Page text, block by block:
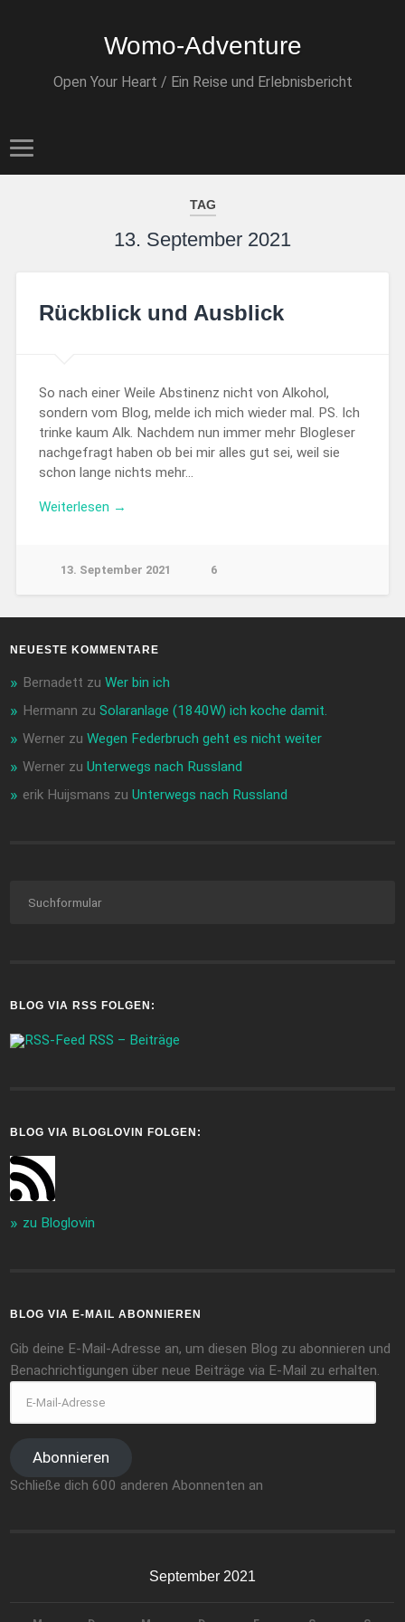
Womo-Adventure
Open Your Heart / Ein Reise und Erlebnisbericht
TAG
13. September 2021
Rückblick und Ausblick
So nach einer Weile Abstinenz nicht von Alkohol,
sondern vom Blog, melde ich mich wieder mal. PS. Ich
trinke kaum Alk. Nachdem nun immer mehr Blogleser
nachgefragt haben ob bei mir alles gut sei, weil sie
schon lange nichts mehr…
Weiterlesen →
13. September 2021 6
NEUESTE KOMMENTARE
Bernadett zuWer bin ich
Hermann zuSolaranlage (1840W) ich koche damit.
Werner zuWegen Federbruch geht es nicht weiter
Werner zuUnterwegs nach Russland
erik Huijsmans zuUnterwegs nach Russland
BLOG VIA RSS FOLGEN:
RSS – Beiträge
BLOG VIA BLOGLOVIN FOLGEN:
zu Bloglovin
BLOG VIA E-MAIL ABONNIEREN
Gib deine E-Mail-Adresse an, um diesen Blog zu abonnieren und
Benachrichtigungen über neue Beiträge via E-Mail zu erhalten.
Abonnieren
Schließe dich 600 anderen Abonnenten an
September 2021